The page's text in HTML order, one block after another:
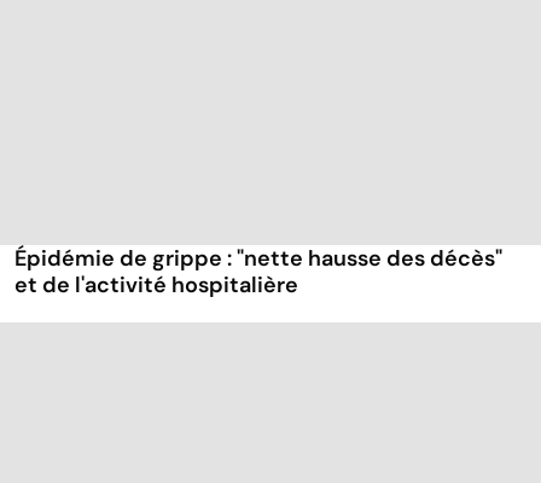
Épidémie de grippe : "nette hausse des décès"
et de l'activité hospitalière